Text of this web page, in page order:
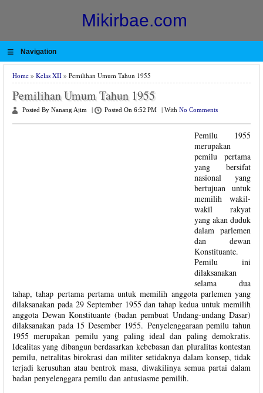
Mikirbae.com
≡ Navigation
Home » Kelas XII » Pemilihan Umum Tahun 1955
Pemilihan Umum Tahun 1955
Posted By Nanang Ajim Posted On 6:52 PM With No Comments
Pemilu 1955
merupakan
pemilu pertama
yang bersifat
nasional yang
bertujuan untuk
memilih wakil-
wakil rakyat
yang akan duduk
dalam parlemen
dan dewan
Konstituante.
Pemilu ini
dilaksanakan
selama dua
tahap, tahap pertama pertama untuk memilih anggota parlemen yang
dilaksanakan pada 29 September 1955 dan tahap kedua untuk memilih
anggota Dewan Konstituante (badan pembuat Undang-undang Dasar)
dilaksanakan pada 15 Desember 1955. Penyelenggaraan pemilu tahun
1955 merupakan pemilu yang paling ideal dan paling demokratis.
Idealitas yang dibangun berdasarkan kebebasan dan pluralitas kontestan
pemilu, netralitas birokrasi dan militer setidaknya dalam konsep, tidak
terjadi kerusuhan atau bentrok masa, diwakilinya semua partai dalam
badan penyelenggara pemilu dan antusiasme pemilih.